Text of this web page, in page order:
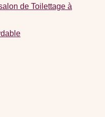
de Toilettage à